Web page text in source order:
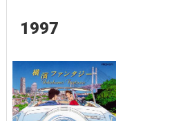
1997